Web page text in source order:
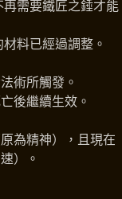
需要鐵匠之錘才能
料已經過調整。
術所觸發。
後繼續生效。
為精神），且現在
）。